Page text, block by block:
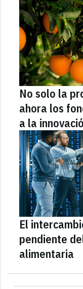
No solo la
ahora los
a la
El
pendiente
alimentaria